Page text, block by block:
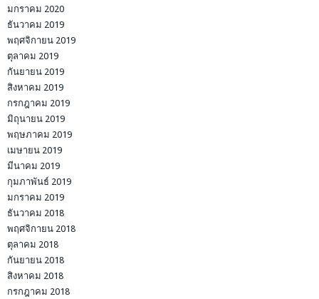
มกราคม 2020
ธันวาคม 2019
พฤศจิกายน 2019
ตุลาคม 2019
กันยายน 2019
สิงหาคม 2019
กรกฎาคม 2019
มิถุนายน 2019
พฤษภาคม 2019
เมษายน 2019
มีนาคม 2019
กุมภาพันธ์ 2019
มกราคม 2019
ธันวาคม 2018
พฤศจิกายน 2018
ตุลาคม 2018
กันยายน 2018
สิงหาคม 2018
กรกฎาคม 2018